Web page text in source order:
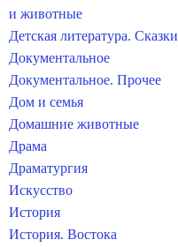
и животные
Детская литература. Сказки
Документальное
Документальное. Прочее
Дом и семья
Домашние животные
Драма
Драматургия
Искусство
История
История. Востока